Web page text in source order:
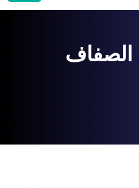
الصفاف